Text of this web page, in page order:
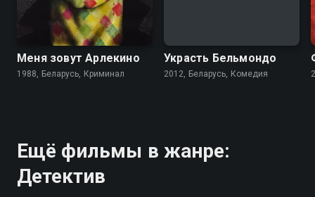
Меня зовут Арлекино
1988, Беларусь, Криминал
Украсть Бельмондо
2012, Беларусь, Комедия
Ещё фильмы в жанре:
Детектив